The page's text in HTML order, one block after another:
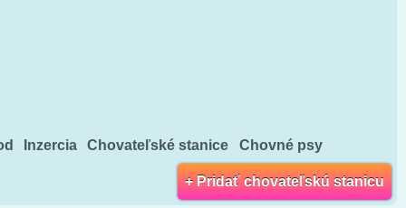
Inzercia Chovateľské stanice Chovné psy
+ Pridať chovateľskú stanicu